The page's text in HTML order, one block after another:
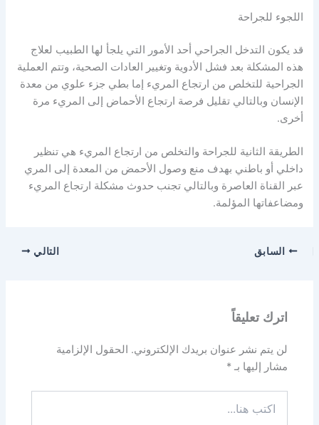
اللجوء للجراحة
قد يكون التدخل الجراحي أحد الأمور التي يلجأ لها الطبيب لعلاج
هذه المشكلة بعد فشل الأدوية وتغيير العادات الصحية، وتتم العملية
الجراحية للتخلص من ارتجاع المريء إما بطي جزء علوي من معدة
الإنسان وبالتالي تقليل فرصة ارتجاع الأحماض إلى المريء مرة
أخرى.
الطريقة الثانية للجراحة والتخلص من ارتجاع المريء هي تنظير
داخلي أو باطني بهدف منع وصول الأحمض من المعدة إلى المري
عبر القناة العاصرة وبالتالي تجنب حدوث مشكلة ارتجاع المريء
ومضاعفاتها المؤلمة.
السابق التالي
اترك تعليقاً
لن يتم نشر عنوان بريدك الإلكتروني. الحقول الإلزامية
مشار إليها بـ*
هنا...